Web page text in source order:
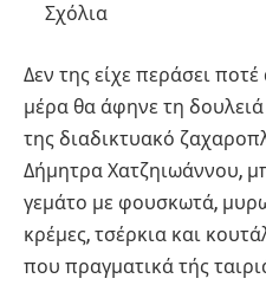
Σχόλια
Δεν της είχε περάσει
μέρα θα άφηνε τη δουλειά
της διαδικτυακό
Δήμητρα Χατζηιωάννου,
γεμάτο με φουσκωτά,
κρέμες, τσέρκια και
που πραγματικά τής